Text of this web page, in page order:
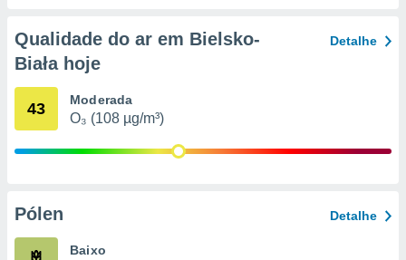
de
Qualidade do ar em Bielsko-
Biała hoje
Detalhe
43 Moderada
O₃ (108 µg/m³)
Pólen Detalhe
Baixo